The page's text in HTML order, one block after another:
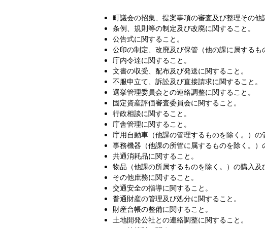
町議会の招集、提案事項の審査及び整理その他
条例、規則等の制定及び改廃に関すること。
公告式に関すること。
公印の制定、改廃及び保管（他の課に属するも
庁内令達に関すること。
文書の収受、配布及び発送に関すること。
不服申立て、訴訟及び直接請求に関すること。
選挙管理委員会との連絡調整に関すること。
固定資産評価審査委員会に関すること。
行政相談に関すること。
庁舎管理に関すること。
庁用自動車（他課の管理するものを除く。）の
事務機器（他課の所管に属するものを除く。）
共通消耗品に関すること。
物品（他課の所属するものを除く。）の購入及
その他庶務に関すること。
交通安全の指導に関すること。
普通財産の管理及び処分に関すること。
財産台帳の整備に関すること。
土地開発公社との連絡調整に関すること。